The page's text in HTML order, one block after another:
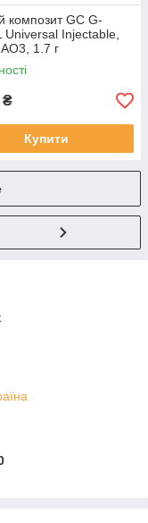
композит GC G-
Universal Injectable,
1.7 г
₴
Купити